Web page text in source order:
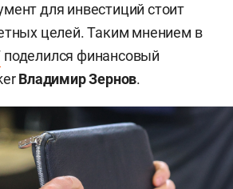
для инвестиций стоит
целей. Таким мнением в
поделился финансовый
Владимир Зернов.